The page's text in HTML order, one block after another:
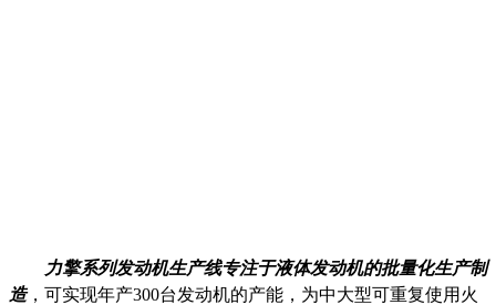
力擎系列发动机生产线专注于液体发动机的批量化生产制
造，可实现年产300台发动机的产能，为中大型可重复使用火